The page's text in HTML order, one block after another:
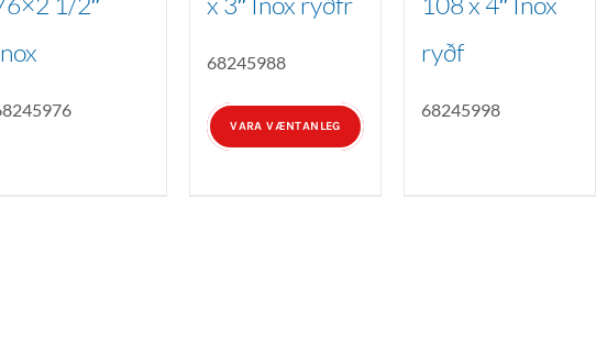
68245988
VARA VÆNTANLEG
ryðf
68245998